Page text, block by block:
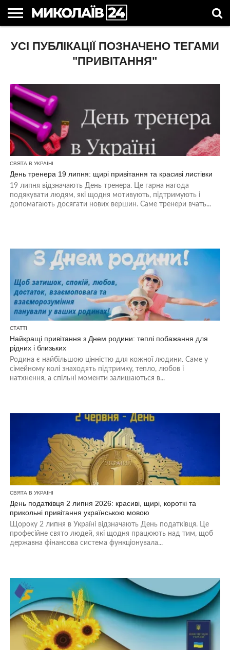
НОВИНИ
НОВИНИ
МИКОЛАЄВА
МИКОЛАЇВСЬКА
ОБЛАСТЬ
НОВИНИ
СПОРТУ
УКРАЇНА
ТА СВІТ
НОВИНИ
КОМПАНІЙ
АСТРОЛОГІЯ
СВЯТА
В
КОРИСНІ
СТАТТІ
УСІ ПУБЛІКАЦІЇ ПОЗНАЧЕНО ТЕГАМИ
"ПРИВІТАННЯ"
СВЯТА В УКРАЇНІ
День тренера 19 липня: щирі привітання та красиві листівки
19 липня відзначають День тренера. Це гарна нагода
подякувати людям, які щодня мотивують, підтримують і
допомагають досягати нових вершин. Саме тренери вчать...
СТАТТІ
Найкращі привітання з Днем родини: теплі побажання для
рідних і близьких
Родина є найбільшою цінністю для кожної людини. Саме у
сімейному колі знаходять підтримку, тепло, любов і
натхнення, а спільні моменти залишаються в...
СВЯТА В УКРАЇНІ
День податківця 2 липня 2026: красиві, щирі, короткі та
прикольні привітання українською мовою
Щороку 2 липня в Україні відзначають День податківця. Це
професійне свято людей, які щодня працюють над тим, щоб
державна фінансова система функціонувала...